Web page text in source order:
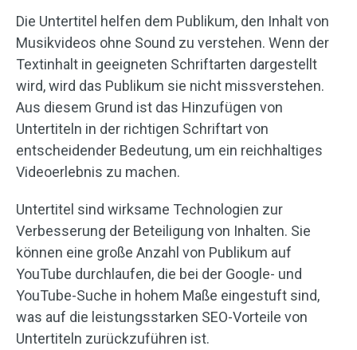
Die Untertitel helfen dem Publikum, den Inhalt von
Musikvideos ohne Sound zu verstehen. Wenn der
Textinhalt in geeigneten Schriftarten dargestellt
wird, wird das Publikum sie nicht missverstehen.
Aus diesem Grund ist das Hinzufügen von
Untertiteln in der richtigen Schriftart von
entscheidender Bedeutung, um ein reichhaltiges
Videoerlebnis zu machen.
Untertitel sind wirksame Technologien zur
Verbesserung der Beteiligung von Inhalten. Sie
können eine große Anzahl von Publikum auf
YouTube durchlaufen, die bei der Google- und
YouTube-Suche in hohem Maße eingestuft sind,
was auf die leistungsstarken SEO-Vorteile von
Untertiteln zurückzuführen ist.